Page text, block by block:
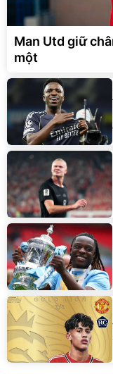
Man Utd giữ
một